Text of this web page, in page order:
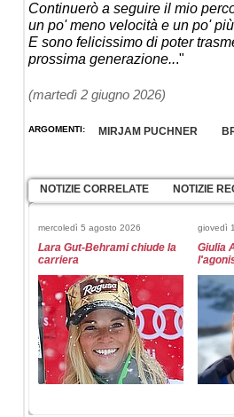
Continuerò a seguire il mio
un po' meno velocità e un po'
E sono felicissimo di poter
prossima generazione..."
(martedì 2 giugno 2026)
ARGOMENTI: MIRJAM PUCHNER
NOTIZIE CORRELATE NOTIZIE
mercoledì 5 agosto 2026
Lara Gut-Behrami chiude la
carriera
giovedì
Giulia